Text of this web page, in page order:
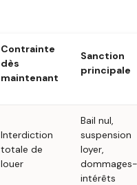
Contrainte
dès
maintenant
Sanction
principale
Interdiction
totale de
louer
Bail nul,
suspension
loyer,
dommages-
intérêts